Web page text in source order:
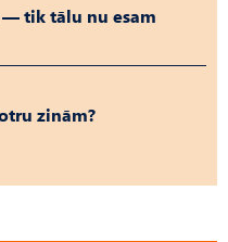
tik tālu nu esam
zinām?